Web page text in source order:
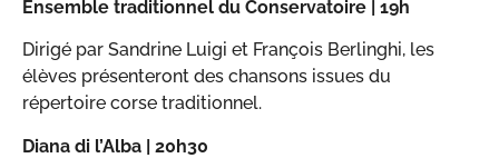
Ensemble traditionnel du Conservatoire | 19h
Dirigé par Sandrine Luigi et François Berlinghi, les
élèves présenteront des chansons issues du
répertoire corse traditionnel.
Diana di l’Alba | 20h30